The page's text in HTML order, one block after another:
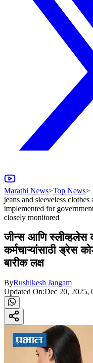
Marathi News>Top News>
jeans and sleeveless clothes
implemented for
closely monitored
जीन्स आणि स्लीव्हलेस
कर्मचाऱ्यांसाठी ड्रेस
बारीक लक्ष
ByRushikesh Jangam
Updated On:Dec 20, 2025,